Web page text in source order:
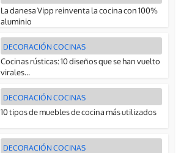
La danesa Vipp reinventa la cocina con 100%
aluminio
DECORACIÓN COCINAS
Cocinas rústicas: 10 diseños que se han vuelto
virales...
DECORACIÓN COCINAS
10 tipos de muebles de cocina más utilizados
DECORACIÓN COCINAS